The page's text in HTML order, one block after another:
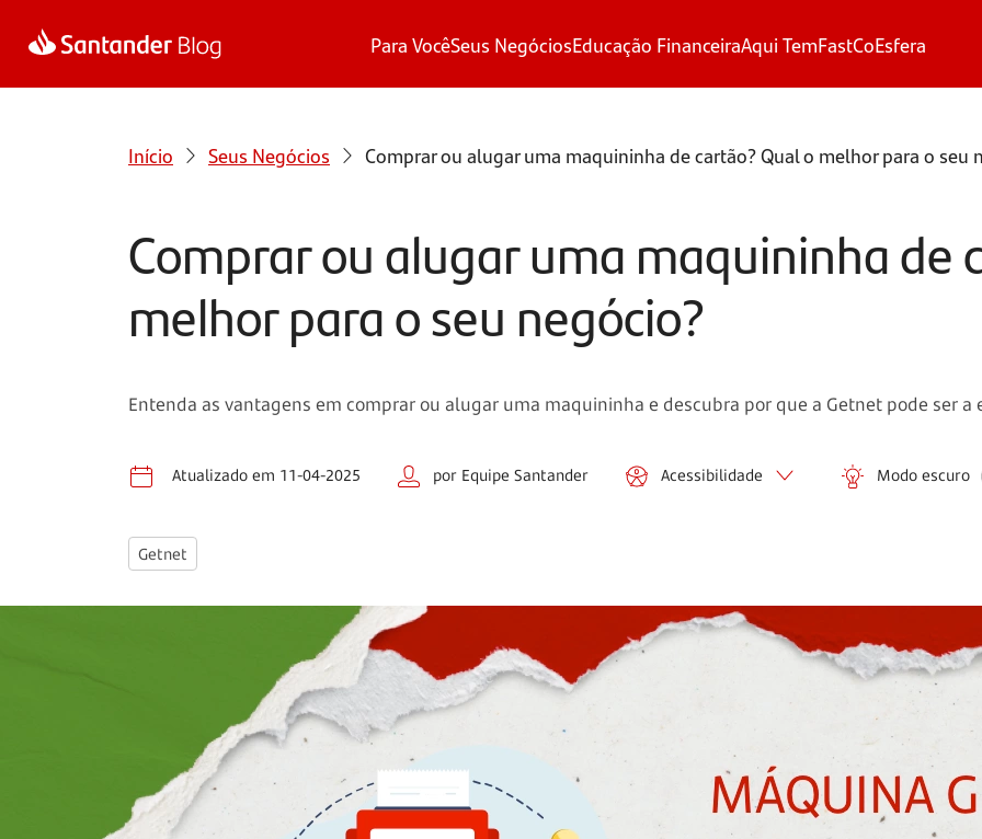
Para VocêSeus NegóciosEducação FinanceiraAqui TemFastCoEsfera
Início Seus Negócios Comprar ou alugar uma maquininha de cartão? Qual o melhor para o seu
Comprar ou alugar uma maquininha de
melhor para o seu negócio?
Entenda as vantagens em comprar ou alugar uma maquininha e descubra por que a Getnet pode ser a
Atualizado em 11-04-2025 por Equipe Santander Acessibilidade Modo escuro
Getnet